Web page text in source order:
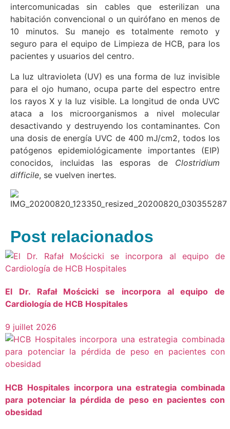
intercomunicadas sin cables que esterilizan una
habitación convencional o un quirófano en menos de
10 minutos. Su manejo es totalmente remoto y
seguro para el equipo de Limpieza de HCB, para los
pacientes y usuarios del centro.
La luz ultravioleta (UV) es una forma de luz invisible
para el ojo humano, ocupa parte del espectro entre
los rayos X y la luz visible. La longitud de onda UVC
ataca a los microorganismos a nivel molecular
desactivando y destruyendo los contaminantes. Con
una dosis de energía UVC de 400 mJ/cm2, todos los
patógenos epidemiológicamente importantes (EIP)
conocidos, incluidas las esporas de Clostridium
difficile, se vuelven inertes.
Post relacionados
El Dr. Rafał Mościcki se incorpora al equipo de
Cardiología de HCB Hospitales
9 juillet 2026
HCB Hospitales incorpora una estrategia combinada
para potenciar la pérdida de peso en pacientes con
obesidad